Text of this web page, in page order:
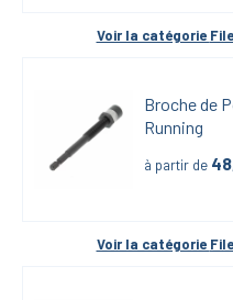
Voir la catégorie
Broche de
Running
à partir de
Voir la catégorie